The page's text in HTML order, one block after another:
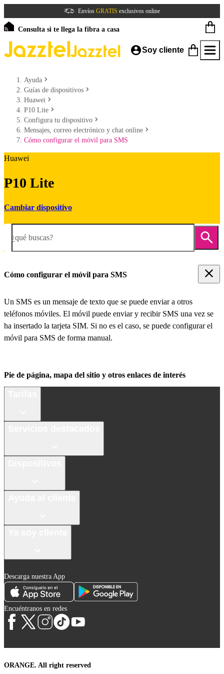
Envíos GRATIS exclusivos online
Consulta si te llega la fibra a casa
Soy cliente
Ayuda
Guías de dispositivos
Huawei
P10 Lite
Configura tu dispositivo
Mensajes, correo electrónico y chat online
Cómo configurar el móvil para SMS
Huawei
P10 Lite
Cambiar dispositivo
¿qué buscas?
Cómo configurar el móvil para SMS
Un SMS es un mensaje de texto que se puede enviar a otros
teléfonos móviles. El móvil puede enviar y recibir SMS una vez se
ha insertado la tarjeta SIM. Si no es el caso, se puede configurar el
móvil para SMS de forma manual.
Pie de página, mapa del sitio y otros enlaces de interés
Descarga nuestra App
Encuéntranos en redes
ORANGE. All right reserved